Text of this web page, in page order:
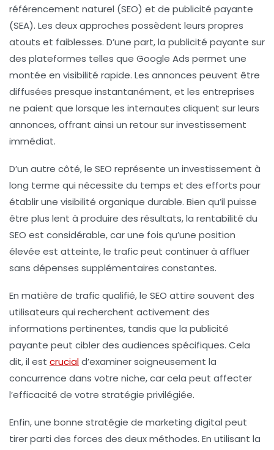
référencement naturel (SEO) et de publicité payante
(SEA). Les deux approches possèdent leurs propres
atouts et faiblesses. D’une part, la publicité payante sur
des plateformes telles que Google Ads permet une
montée en visibilité rapide. Les annonces peuvent être
diffusées presque instantanément, et les entreprises
ne paient que lorsque les internautes cliquent sur leurs
annonces, offrant ainsi un retour sur investissement
immédiat.
D’un autre côté, le SEO représente un investissement à
long terme qui nécessite du temps et des efforts pour
établir une visibilité organique durable. Bien qu’il puisse
être plus lent à produire des résultats, la rentabilité du
SEO est considérable, car une fois qu’une position
élevée est atteinte, le trafic peut continuer à affluer
sans dépenses supplémentaires constantes.
En matière de trafic qualifié, le SEO attire souvent des
utilisateurs qui recherchent activement des
informations pertinentes, tandis que la publicité
payante peut cibler des audiences spécifiques. Cela
dit, il est cruciald’examiner soigneusement la
concurrence dans votre niche, car cela peut affecter
l’efficacité de votre stratégie privilégiée.
Enfin, une bonne stratégie de marketing digital peut
tirer parti des forces des deux méthodes. En utilisant la